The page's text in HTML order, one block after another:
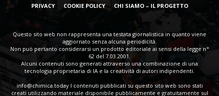
PRIVACY COOKIE POLICY CHI SIAMO – IL PROGETTO
Questo sito web non rappresenta una testata giornalistica in quanto viene
aggiornato senza alcuna periodicità.
Non può pertanto considerarsi un prodotto editoriale ai sensi della legge n°
62 del 7.03.2001.
Alcuni contenuti sono generati attraverso una combinazione di una
tecnologia proprietaria di IA e la creatività di autori indipendenti.
info@chimica.todayI contenuti pubblicati su questo sito web sono stati
creati utilizzando materiale disponibile pubblicamente e gratuitamente sul